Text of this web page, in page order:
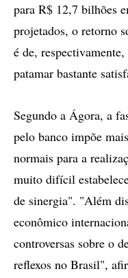
para R$ 12,7 bilhões
projetados, o retorno
é de,
patamar bastante
Segundo a Ágora, a
pelo banco impõe
normais para a
muito difícil
de sinergia". "Além
econômico
controversas sobre o
reflexos no Brasil",